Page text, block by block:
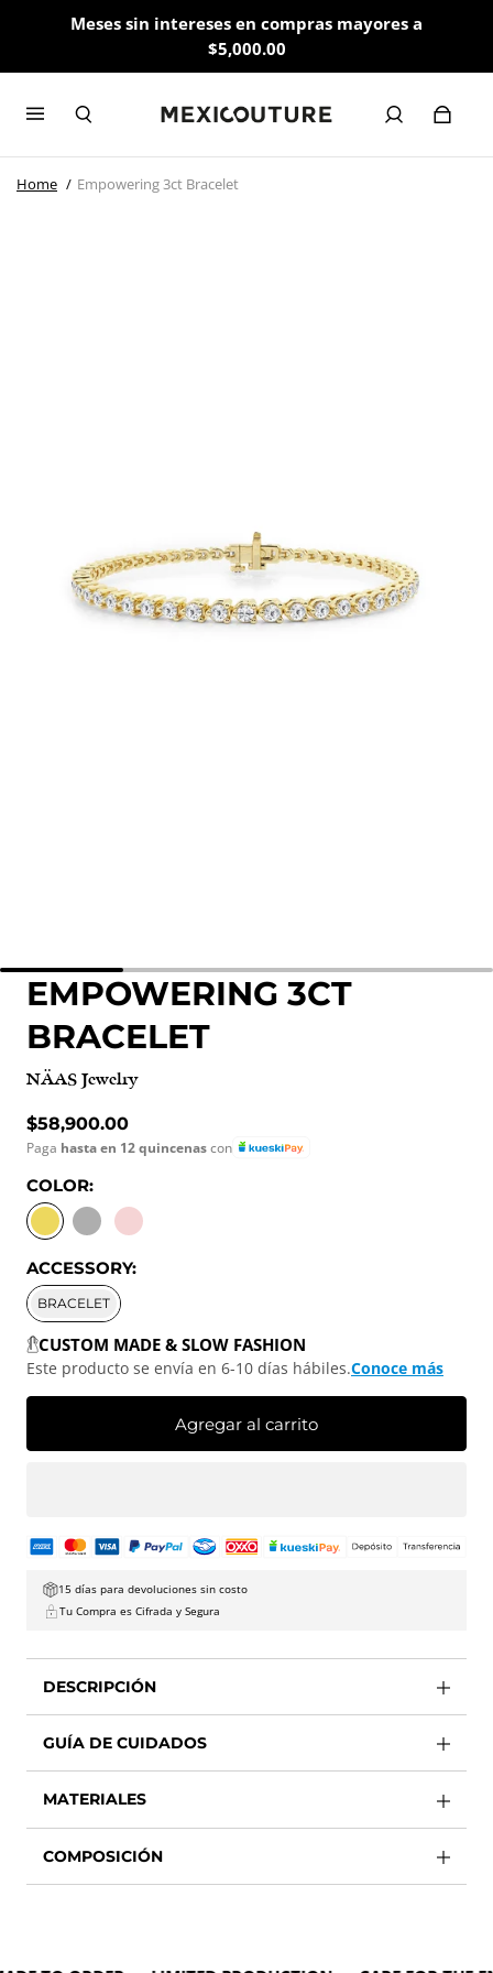
Meses sin intereses en compras mayores a
$5,000.00
Home Empowering 3ct Bracelet
EMPOWERING 3CT
BRACELET
NÄAS Jewelry
Precio normal
$58,900.00
Paga hasta en 12 quincenascon
COLOR:
YELLOW GOLD
WHITE GOLD
ROSE GOLD
ACCESSORY:
BRACELET
CUSTOM MADE & SLOW FASHION
Este producto se envía en 6-10 días hábiles.Conoce más
Agregar al carrito
15 días para devoluciones sin costo
Tu Compra es Cifrada y Segura
DESCRIPCIÓN
GUÍA DE CUIDADOS
MATERIALES
COMPOSICIÓN